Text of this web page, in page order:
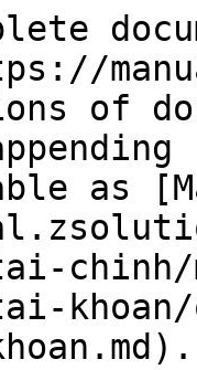
of
as